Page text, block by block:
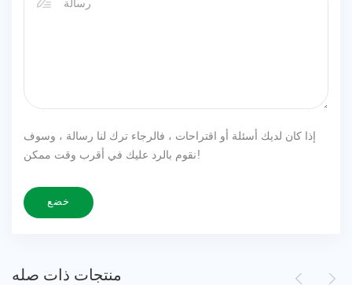
إذا كان لديك أسئلة أو اقتراحات ، فالرجاء ترك لنا رسالة ، وسوف
نقوم بالرد عليك في أقرب وقت ممكن!
منتجات ذات صله